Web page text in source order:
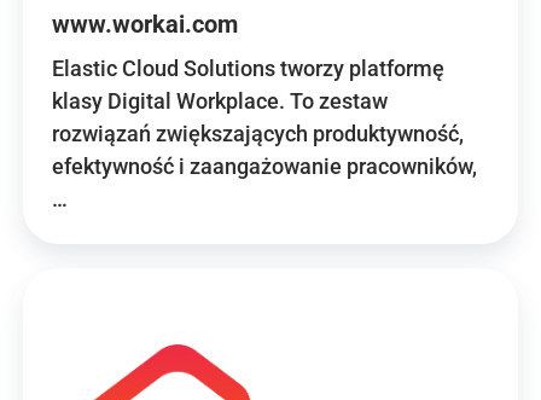
www.workai.com
Elastic Cloud Solutions tworzy platformę
klasy Digital Workplace. To zestaw
rozwiązań zwiększających produktywność,
efektywność i zaangażowanie pracowników,
…